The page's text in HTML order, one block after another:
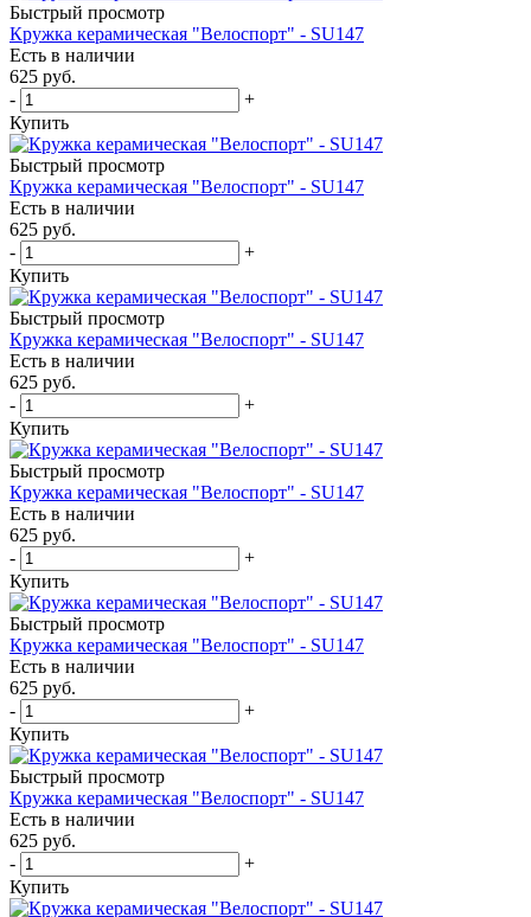
Быстрый просмотр
Кружка керамическая "Велоспорт" - SU147
Есть в наличии
625 руб.
-
+
Купить
Быстрый просмотр
Кружка керамическая "Велоспорт" - SU147
Есть в наличии
625 руб.
-
+
Купить
Быстрый просмотр
Кружка керамическая "Велоспорт" - SU147
Есть в наличии
625 руб.
-
+
Купить
Быстрый просмотр
Кружка керамическая "Велоспорт" - SU147
Есть в наличии
625 руб.
-
+
Купить
Быстрый просмотр
Кружка керамическая "Велоспорт" - SU147
Есть в наличии
625 руб.
-
+
Купить
Быстрый просмотр
Кружка керамическая "Велоспорт" - SU147
Есть в наличии
625 руб.
-
+
Купить